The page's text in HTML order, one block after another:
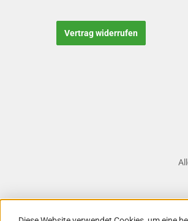
Vertrag widerrufen